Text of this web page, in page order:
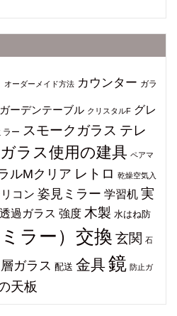
オーダーメイド方法 カウンター ガラ
ガーデンテーブル クリスタルF グレ
ラー スモークガラス テレ
ラス使用の建具 ペアマ
ルMクリア レトロ 乾燥空気入
コン 姿見ミラー 学習机 実
過ガラス 強度 木製 水はね防
ラー）交換 玄関 石
ガラス 配送 金具鏡 防止ガ
天板